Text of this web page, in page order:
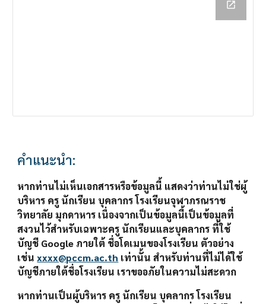
คำแนะนำ:
หากท่านไม่เห็นเอกสารหรือข้อมูลนี้ แสดงว่าท่านไม่ใช่ผู้
บริหาร ครู นักเรียน บุคลากร โรงเรียนจุฬาภรณราช
วิทยาลัย มุกดาหาร เนื่องจากเป็นข้อมูลนี้เป็นข้อมูลที่
สงวนไว้สำหรับเฉพาะครู นักเรียนและบุคลากร ที่ใช้
บัญชี Google ภายใต้ ชื่อโดเมนของโรงเรียน ตัวอย่าง
เช่น xxxx@pccm.ac.th เท่านั้น สำหรับท่านที่ไม่ได้ใช้
บัญชีภายใต้ชื่อโรงเรียน เราขออภัยในความไม่สะดวก
หากท่านเป็นผู้บริหาร ครู นักเรียน บุคลากร โรงเรียน